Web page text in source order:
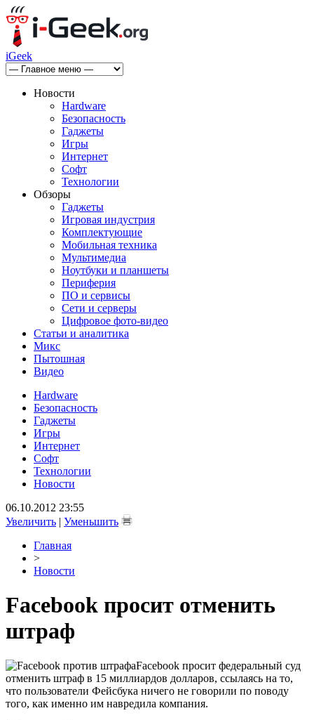
iGeek
Новости
Hardware
Безопасность
Гаджеты
Игры
Интернет
Софт
Технологии
Обзоры
Гаджеты
Игровая индустрия
Комплектующие
Мобильная техника
Мультимедиа
Ноутбуки и планшеты
Периферия
ПО и сервисы
Сети и серверы
Цифровое фото-видео
Статьи и аналитика
Микс
Пытошная
Видео
Hardware
Безопасность
Гаджеты
Игры
Интернет
Софт
Технологии
Новости
06.10.2012 23:55
Увеличить | Уменьшить
Главная
>
Новости
Facebook просит отменить
штраф
Facebook просит федеральный суд
отменить штраф в 15 миллиардов долларов, ссылаясь на то,
что пользователи Фейсбука ничего не говорили по поводу
того, как именно им навредила компания.